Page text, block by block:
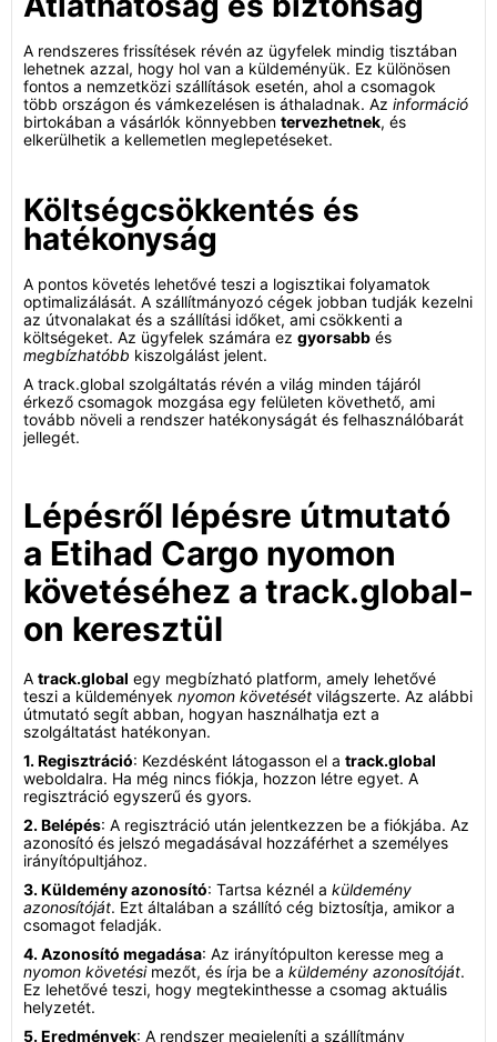
A rendszeres frissítések révén az ügyfelek mindig tisztában
lehetnek azzal, hogy hol van a küldeményük. Ez különösen
fontos a nemzetközi szállítások esetén, ahol a csomagok
több országon és vámkezelésen is áthaladnak. Az információ
birtokában a vásárlók könnyebben tervezhetnek, és
elkerülhetik a kellemetlen meglepetéseket.
Költségcsökkentés és
hatékonyság
A pontos követés lehetővé teszi a logisztikai folyamatok
optimalizálását. A szállítmányozó cégek jobban tudják kezelni
az útvonalakat és a szállítási időket, ami csökkenti a
költségeket. Az ügyfelek számára ez gyorsabb és
megbízhatóbb kiszolgálást jelent.
A track.global szolgáltatás révén a világ minden tájáról
érkező csomagok mozgása egy felületen követhető, ami
tovább növeli a rendszer hatékonyságát és felhasználóbarát
jellegét.
Lépésről lépésre útmutató
a Etihad Cargo nyomon
követéséhez a track.global-
on keresztül
A track.global egy megbízható platform, amely lehetővé
teszi a küldemények nyomon követését világszerte. Az alábbi
útmutató segít abban, hogyan használhatja ezt a
szolgáltatást hatékonyan.
1. Regisztráció: Kezdésként látogasson el a track.global
weboldalra. Ha még nincs fiókja, hozzon létre egyet. A
regisztráció egyszerű és gyors.
2. Belépés: A regisztráció után jelentkezzen be a fiókjába. Az
azonosító és jelszó megadásával hozzáférhet a személyes
irányítópultjához.
3. Küldemény azonosító: Tartsa kéznél a küldemény
azonosítóját. Ezt általában a szállító cég biztosítja, amikor a
csomagot feladják.
4. Azonosító megadása: Az irányítópulton keresse meg a
nyomon követésimezőt, és írja be a küldemény azonosítóját.
Ez lehetővé teszi, hogy megtekinthesse a csomag aktuális
helyzetét.
5. Eredmények: A rendszer megjeleníti a szállítmány